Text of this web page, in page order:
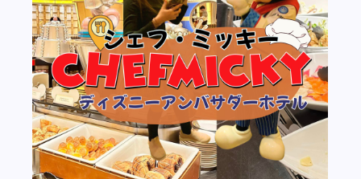
シェフ・ミッキー | ディズニーアンバ
サダーホテル
Read More